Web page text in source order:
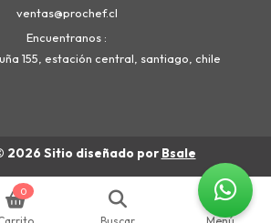
ventas@prochef.cl
Encuentranos
155, estación central, santiago, chile
2026 Sitio diseñado por Bsale
0